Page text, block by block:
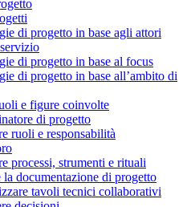
di progetto in base agli attori
di progetto in base al focus
di progetto in base all’ambito di
e figure coinvolte
di progetto
ruoli e responsabilità
processi, strumenti e rituali
la documentazione di progetto
tavoli tecnici collaborativi